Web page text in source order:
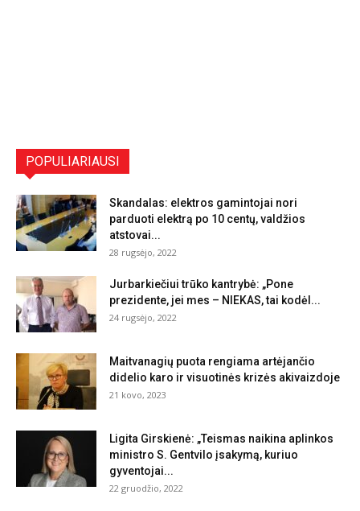
POPULIARIAUSI
Skandalas: elektros gamintojai nori
parduoti elektrą po 10 centų, valdžios
atstovai...
28 rugsėjo, 2022
Jurbarkiečiui trūko kantrybė: „Pone
prezidente, jei mes – NIEKAS, tai kodėl...
24 rugsėjo, 2022
Maitvanagių puota rengiama artėjančio
didelio karo ir visuotinės krizės akivaizdoje
21 kovo, 2023
Ligita Girskienė: „Teismas naikina aplinkos
ministro S. Gentvilo įsakymą, kuriuo
gyventojai...
22 gruodžio, 2022